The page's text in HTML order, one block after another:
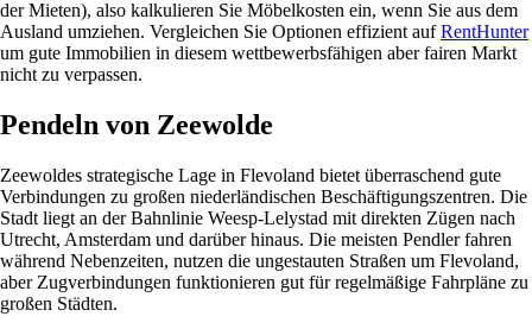
der Mieten), also kalkulieren Sie Möbelkosten ein, wenn Sie aus dem
Ausland umziehen. Vergleichen Sie Optionen effizient aufRentHunter
um gute Immobilien in diesem wettbewerbsfähigen aber fairen Markt
nicht zu verpassen.
Pendeln von Zeewolde
Zeewoldes strategische Lage in Flevoland bietet überraschend gute
Verbindungen zu großen niederländischen Beschäftigungszentren. Die
Stadt liegt an der Bahnlinie Weesp-Lelystad mit direkten Zügen nach
Utrecht, Amsterdam und darüber hinaus. Die meisten Pendler fahren
während Nebenzeiten, nutzen die ungestauten Straßen um Flevoland,
aber Zugverbindungen funktionieren gut für regelmäßige Fahrpläne zu
großen Städten.